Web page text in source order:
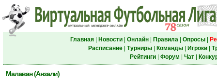
Главная| Новости| Онлайн| Правила| Опросы|
Расписание| Турниры| Команды| Игроки|
Рейтинги| Форум Чат|
Малаван (Анзали)